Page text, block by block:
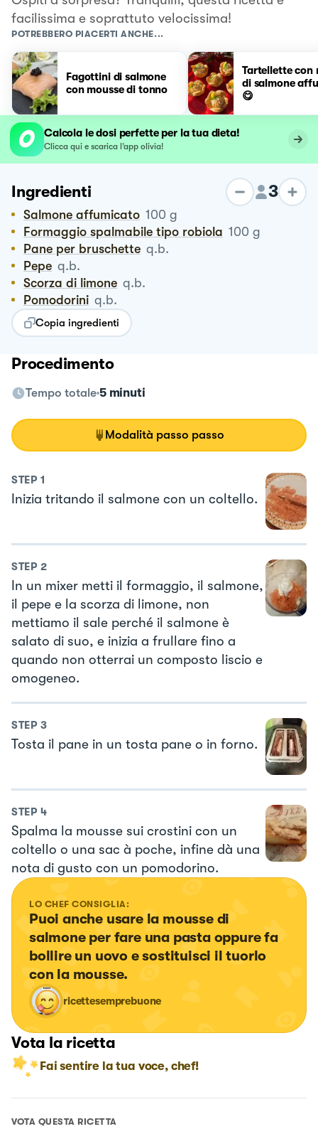
facilissima e soprattuto velocissima!
POTREBBERO PIACERTI ANCHE...
Fagottini di salmone
con mousse di tonno
Tartellette con
di salmone
😋
Calcola le dosi perfette per la tua dieta!
Clicca qui e scarica l’app olivia!
Ingredienti 3
Salmone affumicato 100 g
Formaggio spalmabile tipo robiola 100 g
Pane per bruschette q.b.
Pepe q.b.
Scorza di limone q.b.
Pomodorini q.b.
Copia ingredienti
Procedimento
Tempo totale 5 minuti
Modalità passo passo
STEP 1
Inizia tritando il salmone con un coltello.
STEP 2
In un mixer metti il formaggio, il salmone,
il pepe e la scorza di limone, non
mettiamo il sale perché il salmone è
salato di suo, e inizia a frullare fino a
quando non otterrai un composto liscio e
omogeneo.
STEP 3
Tosta il pane in un tosta pane o in forno.
STEP 4
Spalma la mousse sui crostini con un
coltello o una sac à poche, infine dà una
nota di gusto con un pomodorino.
LO CHEF CONSIGLIA:
Puoi anche usare la mousse di
salmone per fare una pasta oppure fa
bollire un uovo e sostituisci il tuorlo
con la mousse.
ricettesemprebuone
Vota la ricetta
Fai sentire la tua voce, chef!
VOTA QUESTA RICETTA